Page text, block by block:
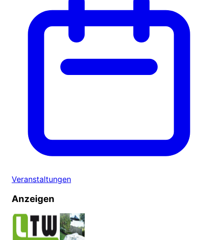
Veranstaltungen
Anzeigen